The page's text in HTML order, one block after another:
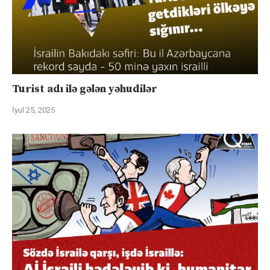
Turist adı ilə gələn yəhudilər
İyul 25, 2025